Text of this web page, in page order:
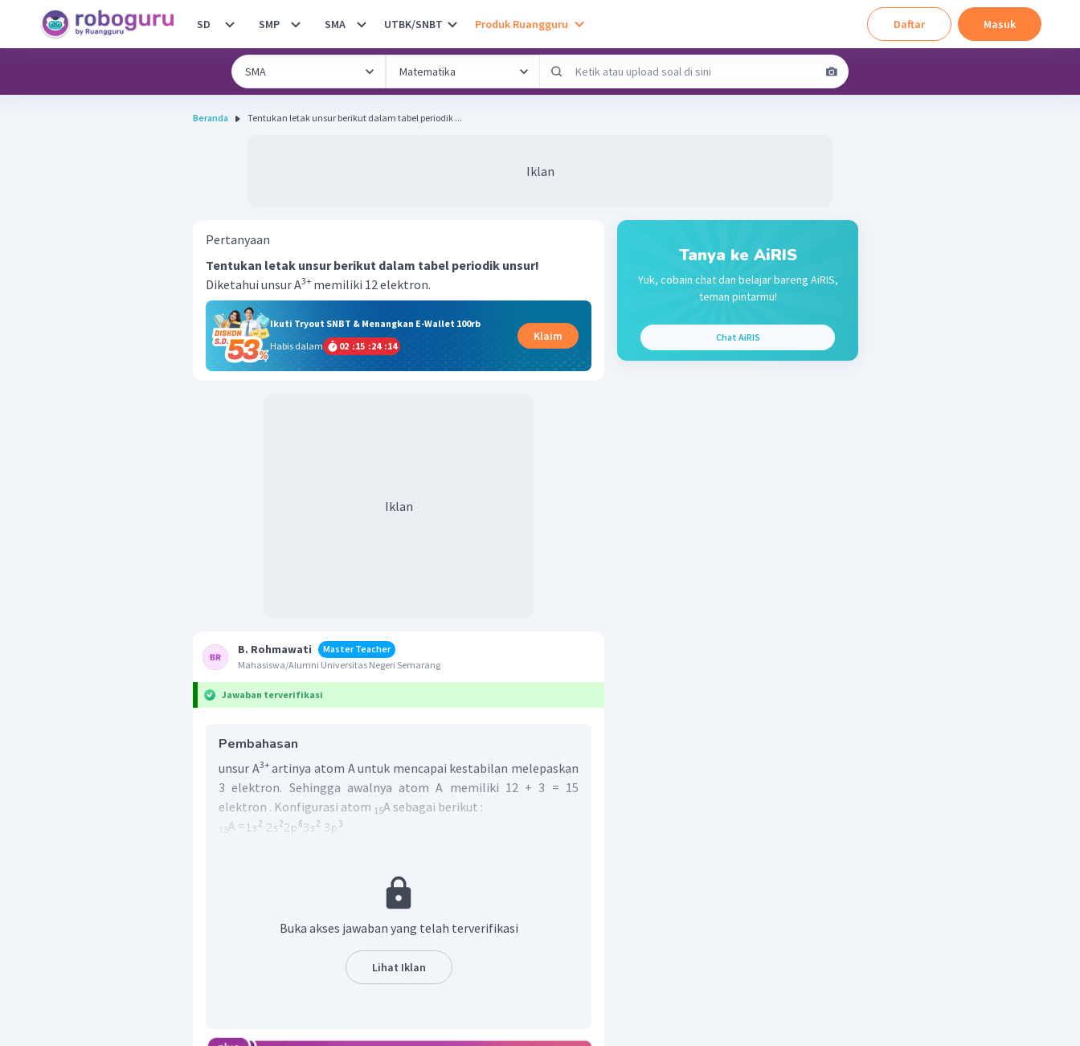
SD SMP SMA UTBK/SNBT Produk Ruangguru Daftar Masuk
Beranda Tentukan letak unsur berikut dalam tabel periodik ...
Iklan
Pertanyaan
Tentukan letak unsur berikut dalam tabel periodik unsur!
Diketahui unsur A3+ memiliki 12 elektron.
Ikuti Tryout SNBT & Menangkan E-Wallet 100rb
Habis dalam
02 :15 :24 :14
Klaim
Iklan
B. Rohmawati
Master Teacher
Mahasiswa/Alumni Universitas Negeri Semarang
Jawaban terverifikasi
Pembahasan
unsur A3+ artinya atom A untuk mencapai kestabilan melepaskan
3 elektron. Sehingga awalnya atom A memiliki 12 + 3 = 15
elektron . Konfigurasi atom 15A sebagai berikut :
15A =
konfigurasi elektron. Jumlah kulit atom A adalah 3 sehingga
menentukan golongan :
Unsur A berakhir pada subkulit p sehingga ada di golongan A dan
jumlah elektron pada kulit terakhir 3s
3p
golongan VA.
Buka akses jawaban yang telah terverifikasi
Lihat Iklan
Tanya ke AiRIS
Yuk, cobain chat dan belajar bareng AiRIS,
teman pintarmu!
Chat AiRIS